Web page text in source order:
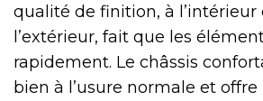
qualité de finition, à l’intérieur
l’extérieur, fait que les
rapidement. Le châssis
bien à l’usure normale et